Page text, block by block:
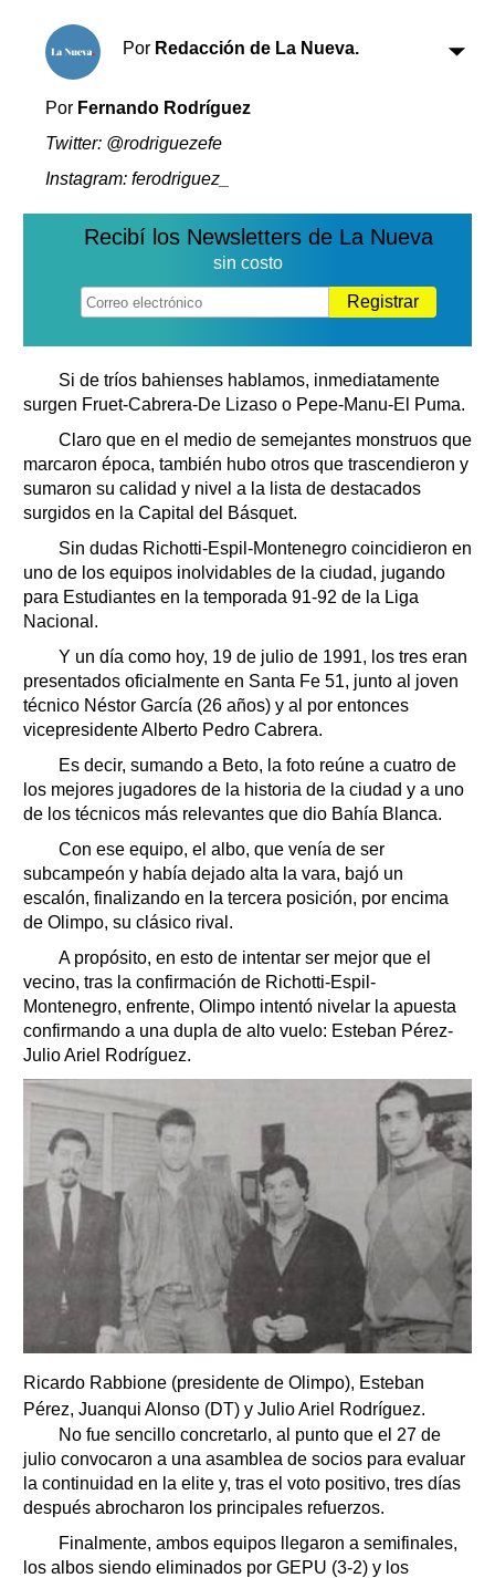
Horóscopo
Suplementos
Servicios
Farmacias
Fúnebres
Edictos
Teléfonos de urgencia
Por Redacción de La Nueva.
Por Fernando Rodríguez
Twitter: @rodriguezefe
Instagram: ferodriguez_
Recibí los Newsletters de La Nueva
sin costo
Registrar
Si de tríos bahienses hablamos, inmediatamente
surgen Fruet-Cabrera-De Lizaso o Pepe-Manu-El Puma.
Claro que en el medio de semejantes monstruos que
marcaron época, también hubo otros que trascendieron y
sumaron su calidad y nivel a la lista de destacados
surgidos en la Capital del Básquet.
Sin dudas Richotti-Espil-Montenegro coincidieron en
uno de los equipos inolvidables de la ciudad, jugando
para Estudiantes en la temporada 91-92 de la Liga
Nacional.
Y un día como hoy, 19 de julio de 1991, los tres eran
presentados oficialmente en Santa Fe 51, junto al joven
técnico Néstor García (26 años) y al por entonces
vicepresidente Alberto Pedro Cabrera.
Es decir, sumando a Beto, la foto reúne a cuatro de
los mejores jugadores de la historia de la ciudad y a uno
de los técnicos más relevantes que dio Bahía Blanca.
Con ese equipo, el albo, que venía de ser
subcampeón y había dejado alta la vara, bajó un
escalón, finalizando en la tercera posición, por encima
de Olimpo, su clásico rival.
A propósito, en esto de intentar ser mejor que el
vecino, tras la confirmación de Richotti-Espil-
Montenegro, enfrente, Olimpo intentó nivelar la apuesta
confirmando a una dupla de alto vuelo: Esteban Pérez-
Julio Ariel Rodríguez.
Ricardo Rabbione (presidente de Olimpo), Esteban
Pérez, Juanqui Alonso (DT) y Julio Ariel Rodríguez.
No fue sencillo concretarlo, al punto que el 27 de
julio convocaron a una asamblea de socios para evaluar
la continuidad en la elite y, tras el voto positivo, tres días
después abrocharon los principales refuerzos.
Finalmente, ambos equipos llegaron a semifinales,
los albos siendo eliminados por GEPU (3-2) y los